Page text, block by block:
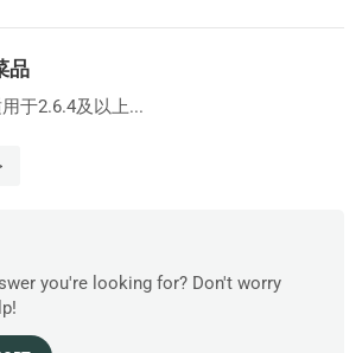
品
于2.6.4及以上...
you're looking for? Don't worry